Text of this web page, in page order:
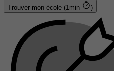
Trouver mon école (1min )